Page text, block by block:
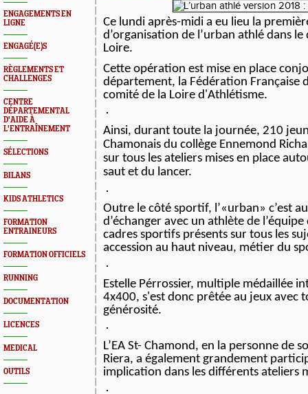
ENGAGEMENTS EN
LIGNE
ENGAGÉ(E)S
RÈGLEMENTS ET
CHALLENGES
CENTRE
DÉPARTEMENTAL
D'AIDE À
L'ENTRAÎNEMENT
SÉLECTIONS
BILANS
KIDS ATHLETICS
FORMATION
ENTRAINEURS
FORMATION OFFICIELS
RUNNING
DOCUMENTATION
LICENCES
MEDICAL
OUTILS
Ce lundi après-midi a eu lieu la
d’organisation de l’urban athlé dans
Loire.
Cette opération est mise en place
département, la Fédération Française
comité de la Loire d'Athlétisme.
Ainsi, durant toute la journée, 210
Chamonais du collège Ennemond
sur tous les ateliers mises en place
saut et du lancer.
Outre le côté sportif, l’«urban» c’est
d’échanger avec un athlète de l’équipe
cadres sportifs présents sur tous les
accession au haut niveau, métier du
Estelle Pérrossier, multiple médaillée
4x400, s'est donc prêtée au jeux avec
générosité.
L’EA St- Chamond, en la personne de
Riera, a également grandement
implication dans les différents ateliers